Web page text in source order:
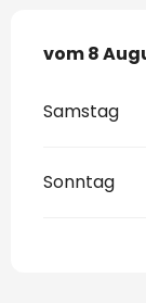
vom8
vom8
Samstag
Sonntag